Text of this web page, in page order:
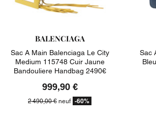
BALENCIAGA
Sac A Main Balenciaga Le City
Medium 115748 Cuir Jaune
Bandouliere Handbag 2490€
999,90 €
2 490,00 € neuf -60%
Sac